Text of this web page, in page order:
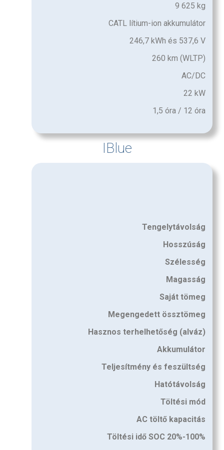
9 625 kg
CATL lítium-ion akkumulátor
246,7 kWh és 537,6 V
260 km (WLTP)
AC/DC
22 kW
1,5 óra / 12 óra
IBlue
Tengelytávolság
Hosszúság
Szélesség
Magasság
Saját tömeg
Megengedett össztömeg
Hasznos terhelhetőség (alváz)
Akkumulátor
Teljesítmény és feszültség
Hatótávolság
Töltési mód
AC töltő kapacitás
Töltési idő SOC 20%-100%